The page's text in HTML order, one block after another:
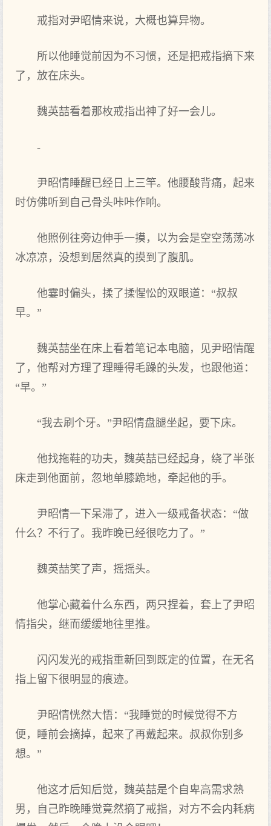
戒指对尹昭情来说，大概也算异物。
所以他睡觉前因为不习惯，还是把戒指摘下来
了，放在床头。
魏英喆看着那枚戒指出神了好一会儿。
-
尹昭情睡醒已经日上三竿。他腰酸背痛，起来
时仿佛听到自己骨头咔咔作响。
他照例往旁边伸手一摸，以为会是空空荡荡冰
冰凉凉，没想到居然真的摸到了腹肌。
他霎时偏头，揉了揉惺忪的双眼道：“叔叔
早。”
魏英喆坐在床上看着笔记本电脑，见尹昭情醒
了，他帮对方理了理睡得毛躁的头发，也跟他道：
“早。”
“我去刷个牙。”尹昭情盘腿坐起，要下床。
他找拖鞋的功夫，魏英喆已经起身，绕了半张
床走到他面前，忽地单膝跪地，牵起他的手。
尹昭情一下呆滞了，进入一级戒备状态：“做
什么？不行了。我昨晚已经很吃力了。”
魏英喆笑了声，摇摇头。
他掌心藏着什么东西，两只捏着，套上了尹昭
情指尖，继而缓缓地往里推。
闪闪发光的戒指重新回到既定的位置，在无名
指上留下很明显的痕迹。
尹昭情恍然大悟：“我睡觉的时候觉得不方
便，睡前会摘掉，起来了再戴起来。叔叔你别多
想。”
他这才后知后觉，魏英喆是个自卑高需求熟
男，自己昨晚睡觉竟然摘了戒指，对方不会内耗病